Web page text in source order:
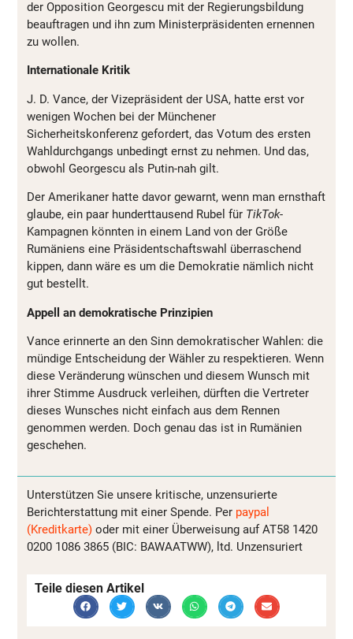
der Opposition Georgescu mit der Regierungsbildung
beauftragen und ihn zum Ministerpräsidenten ernennen
zu wollen.
Internationale Kritik
J. D. Vance, der Vizepräsident der USA, hatte erst vor
wenigen Wochen bei der Münchener
Sicherheitskonferenz gefordert, das Votum des ersten
Wahldurchgangs unbedingt ernst zu nehmen. Und das,
obwohl Georgescu als Putin-nah gilt.
Der Amerikaner hatte davor gewarnt, wenn man ernsthaft
glaube, ein paar hunderttausend Rubel für TikTok-
Kampagnen könnten in einem Land von der Größe
Rumäniens eine Präsidentschaftswahl überraschend
kippen, dann wäre es um die Demokratie nämlich nicht
gut bestellt.
Appell an demokratische Prinzipien
Vance erinnerte an den Sinn demokratischer Wahlen: die
mündige Entscheidung der Wähler zu respektieren. Wenn
diese Veränderung wünschen und diesem Wunsch mit
ihrer Stimme Ausdruck verleihen, dürften die Vertreter
dieses Wunsches nicht einfach aus dem Rennen
genommen werden. Doch genau das ist in Rumänien
geschehen.
Unterstützen Sie unsere kritische, unzensurierte
Berichterstattung mit einer Spende. Per paypal
(Kreditkarte) oder mit einer Überweisung auf AT58 1420
0200 1086 3865 (BIC: BAWAATWW), ltd. Unzensuriert
Teile diesen Artikel